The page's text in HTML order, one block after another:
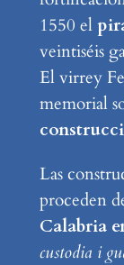
1550 el
veintiséis
El virrey
memorial
Las
proceden
Calabria
custodia i